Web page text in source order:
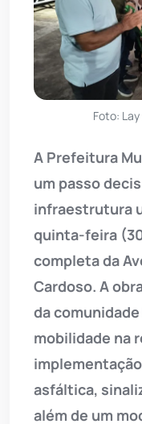
Foto:
A Prefeitura
um passo
infraestrutura
quinta-feira
completa da
Cardoso. A
da
mobilidade na
asfáltica,
além de um